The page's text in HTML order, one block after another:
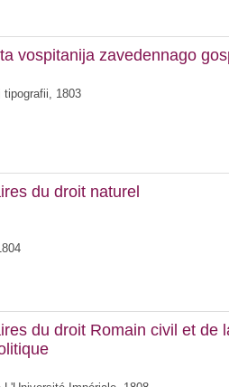
vospitanija zavedennago
1803
du droit naturel
du droit Romain civil et de